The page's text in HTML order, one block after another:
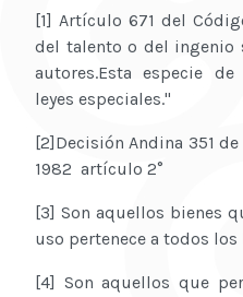
[1] Artículo 671 del
del talento o del ingenio
autores.Esta especie
leyes especiales."
[2]Decisión Andina 351
1982 artículo 2°
[3] Son aquellos bienes
uso pertenece a todos
[4] Son aquellos que